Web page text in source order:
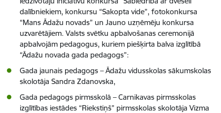
dalībniekiem, konkursu “Sakopta vide”, fotokonkursa
“Mans Ādažu novads” un Jauno uzņēmēju konkursa
uzvarētājiem. Valsts svētku apbalvošanas ceremonijā
apbalvojām pedagogus, kuriem piešķirta balva izglītībā
“Ādažu novada gada pedagogs”:
Gada jaunais pedagogs – Ādažu vidusskolas sākumskolas
skolotāja Sandra Zdanovska,
Gada pedagogs pirmsskolā – Carnikavas pirmsskolas
izglītības iestādes “Riekstiņš” pirmsskolas skolotāja Vizma